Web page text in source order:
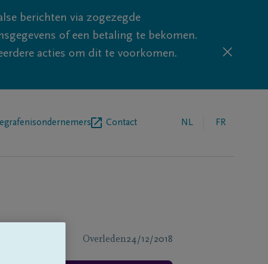
berichten via zogezegde
of een betaling te bekomen.
acties om dit te voorkomen.
Contact NL FR
Overleden24/12/2018